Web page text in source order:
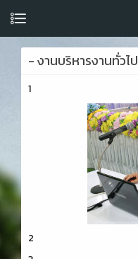
- งานบริหารงานทั่วไป
1
2